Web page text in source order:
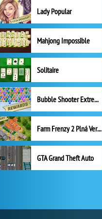
Lady Popular
Mahjong Impossible
Solitaire
Bubble Shooter Extreme
Farm Frenzy 2 Plná Verze
GTA Grand Theft Auto